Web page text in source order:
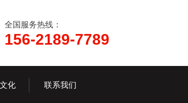
全国服务热线：
156-2189-7789
化 联系我们